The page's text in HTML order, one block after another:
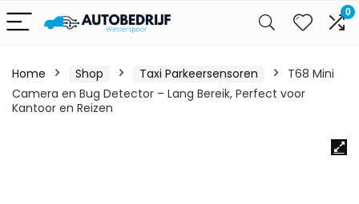
0
Home Shop Taxi Parkeersensoren
T68 Mini
Camera en Bug Detector – Lang Bereik, Perfect voor
Kantoor en Reizen